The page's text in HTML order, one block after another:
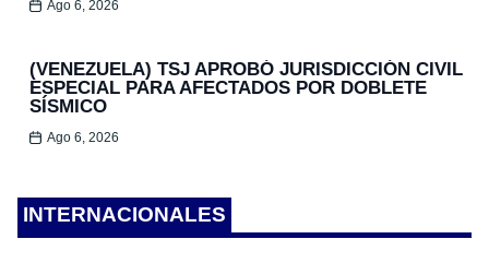
Ago 6, 2026
(VENEZUELA) TSJ APROBÓ JURISDICCIÓN CIVIL
ESPECIAL PARA AFECTADOS POR DOBLETE
SÍSMICO
Ago 6, 2026
INTERNACIONALES